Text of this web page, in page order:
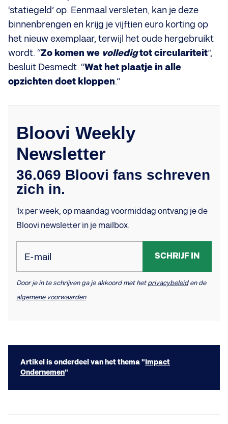
‘statiegeld’ op. Eenmaal versleten, kan je deze
binnenbrengen en krijg je vijftien euro korting op
het nieuw exemplaar, terwijl het oude hergebruikt
wordt. “Zo komen we volledigtot circulariteit”,
besluit Desmedt. “Wat het plaatje in alle
opzichten doet kloppen.”
Bloovi Weekly
Newsletter
36.069 Bloovi fans schreven
zich in.
1x per week, op maandag voormiddag ontvang je de
Bloovi newsletter in je mailbox.
E-mail SCHRIJF IN
Door je in te schrijven ga je akkoord met hetprivacybeleiden de
algemene voorwaarden.
Artikel is onderdeel van het thema "Impact
Ondernemen"